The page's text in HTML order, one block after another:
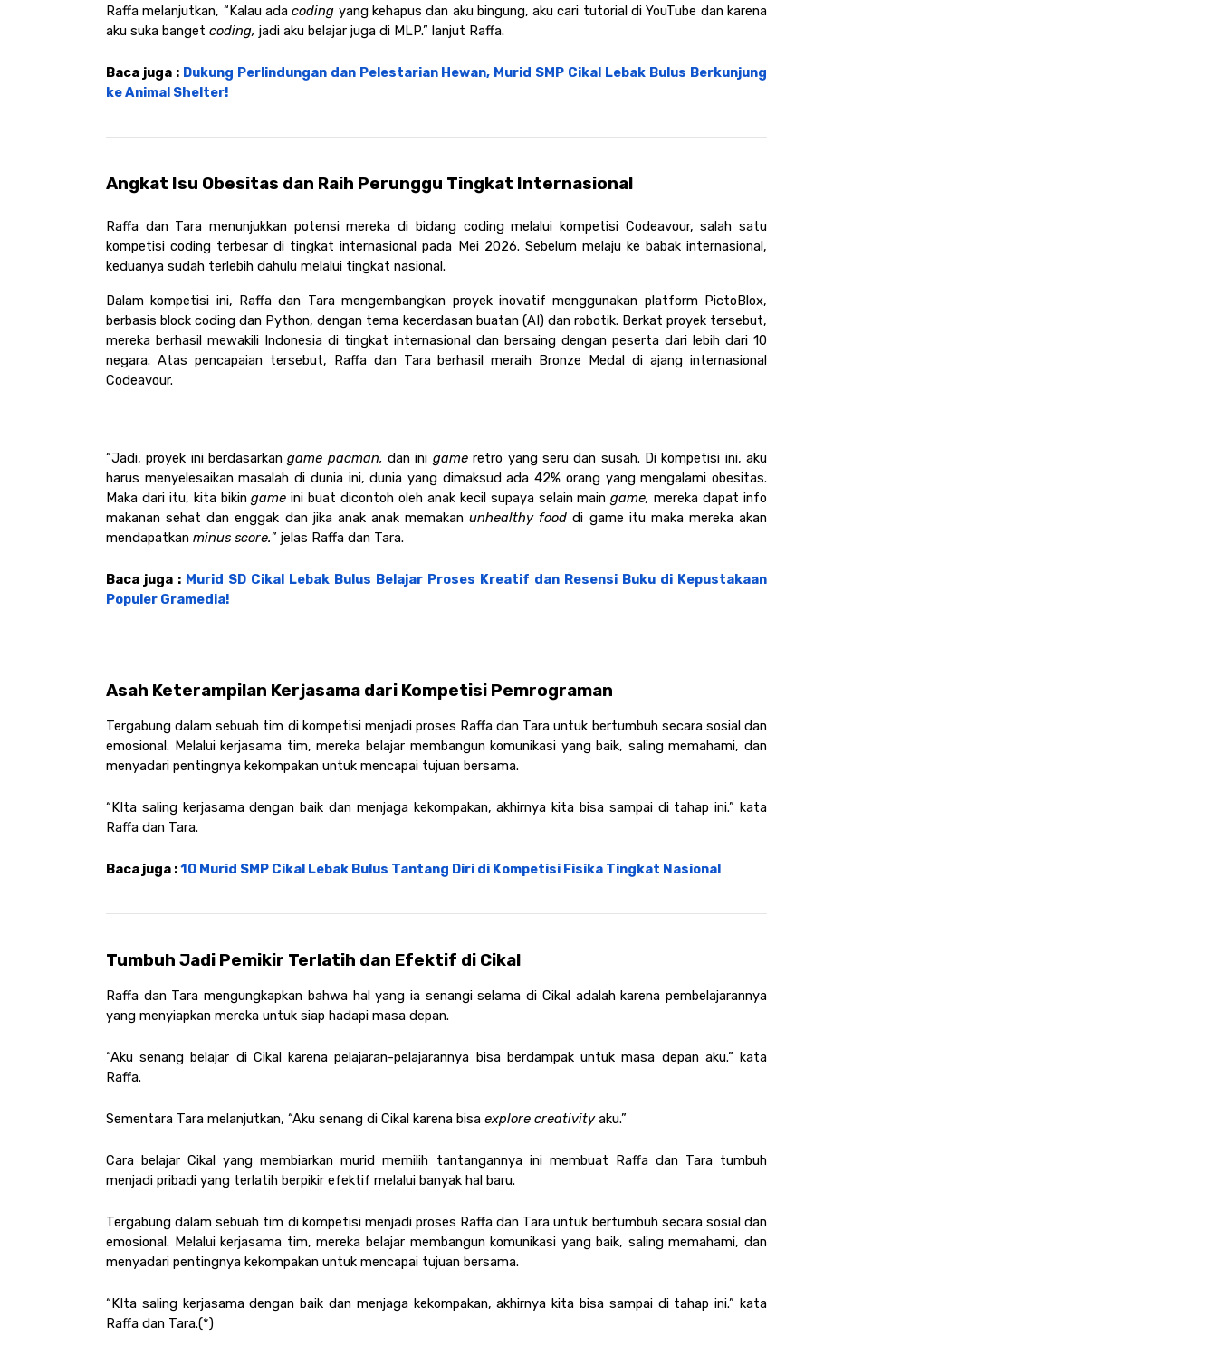
Raffa melanjutkan, “Kalau ada coding yang kehapus dan aku bingung, aku cari tutorial di YouTube dan karena
aku suka banget coding, jadi aku belajar juga di MLP.” lanjut Raffa.
Baca juga : Dukung Perlindungan dan Pelestarian Hewan, Murid SMP Cikal Lebak Bulus Berkunjung
ke Animal Shelter!
Angkat Isu Obesitas dan Raih Perunggu Tingkat Internasional
Raffa dan Tara menunjukkan potensi mereka di bidang coding melalui kompetisi Codeavour, salah satu
kompetisi coding terbesar di tingkat internasional pada Mei 2026. Sebelum melaju ke babak internasional,
keduanya sudah terlebih dahulu melalui tingkat nasional.
Dalam kompetisi ini, Raffa dan Tara mengembangkan proyek inovatif menggunakan platform PictoBlox,
berbasis block coding dan Python, dengan tema kecerdasan buatan (AI) dan robotik. Berkat proyek tersebut,
mereka berhasil mewakili Indonesia di tingkat internasional dan bersaing dengan peserta dari lebih dari 10
negara. Atas pencapaian tersebut, Raffa dan Tara berhasil meraih Bronze Medal di ajang internasional
Codeavour.
“Jadi, proyek ini berdasarkan game pacman, dan ini game retro yang seru dan susah. Di kompetisi ini, aku
harus menyelesaikan masalah di dunia ini, dunia yang dimaksud ada 42% orang yang mengalami obesitas.
Maka dari itu, kita bikin game ini buat dicontoh oleh anak kecil supaya selain main game, mereka dapat info
makanan sehat dan enggak dan jika anak anak memakan unhealthy food di game itu maka mereka akan
mendapatkan minus score.” jelas Raffa dan Tara.
Baca juga : Murid SD Cikal Lebak Bulus Belajar Proses Kreatif dan Resensi Buku di Kepustakaan
Populer Gramedia!
Asah Keterampilan Kerjasama dari Kompetisi Pemrograman
Tergabung dalam sebuah tim di kompetisi menjadi proses Raffa dan Tara untuk bertumbuh secara sosial dan
emosional. Melalui kerjasama tim, mereka belajar membangun komunikasi yang baik, saling memahami, dan
menyadari pentingnya kekompakan untuk mencapai tujuan bersama.
“KIta saling kerjasama dengan baik dan menjaga kekompakan, akhirnya kita bisa sampai di tahap ini.” kata
Raffa dan Tara.
Baca juga : 10 Murid SMP Cikal Lebak Bulus Tantang Diri di Kompetisi Fisika Tingkat Nasional
Tumbuh Jadi Pemikir Terlatih dan Efektif di Cikal
Raffa dan Tara mengungkapkan bahwa hal yang ia senangi selama di Cikal adalah karena pembelajarannya
yang menyiapkan mereka untuk siap hadapi masa depan.
“Aku senang belajar di Cikal karena pelajaran-pelajarannya bisa berdampak untuk masa depan aku.” kata
Raffa.
Sementara Tara melanjutkan, “Aku senang di Cikal karena bisa explore creativity aku.”
Cara belajar Cikal yang membiarkan murid memilih tantangannya ini membuat Raffa dan Tara tumbuh
menjadi pribadi yang terlatih berpikir efektif melalui banyak hal baru.
Tergabung dalam sebuah tim di kompetisi menjadi proses Raffa dan Tara untuk bertumbuh secara sosial dan
emosional. Melalui kerjasama tim, mereka belajar membangun komunikasi yang baik, saling memahami, dan
menyadari pentingnya kekompakan untuk mencapai tujuan bersama.
“KIta saling kerjasama dengan baik dan menjaga kekompakan, akhirnya kita bisa sampai di tahap ini.” kata
Raffa dan Tara.(*)